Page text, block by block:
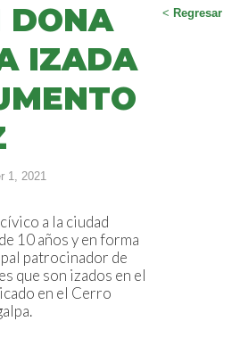
< Regresar
DONA
IZADA
1, 2021
a la ciudad
10 años y en forma
patrocinador de
que son izados en el
en el Cerro